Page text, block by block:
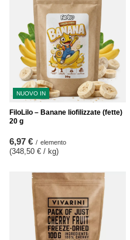
NUOVO IN
FiloLilo – Banane liofilizzate (fette)
20 g
6,97 € / elemento
(348,50 € / kg)